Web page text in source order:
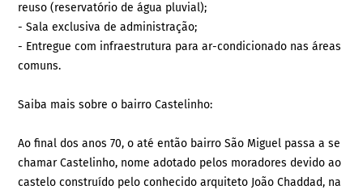
reuso (reservatório de água pluvial);
- Sala exclusiva de administração;
- Entregue com infraestrutura para ar-condicionado nas áreas
comuns.
Saiba mais sobre o bairro Castelinho:
Ao final dos anos 70, o até então bairro São Miguel passa a se
chamar Castelinho, nome adotado pelos moradores devido ao
castelo construído pelo conhecido arquiteto João Chaddad, na